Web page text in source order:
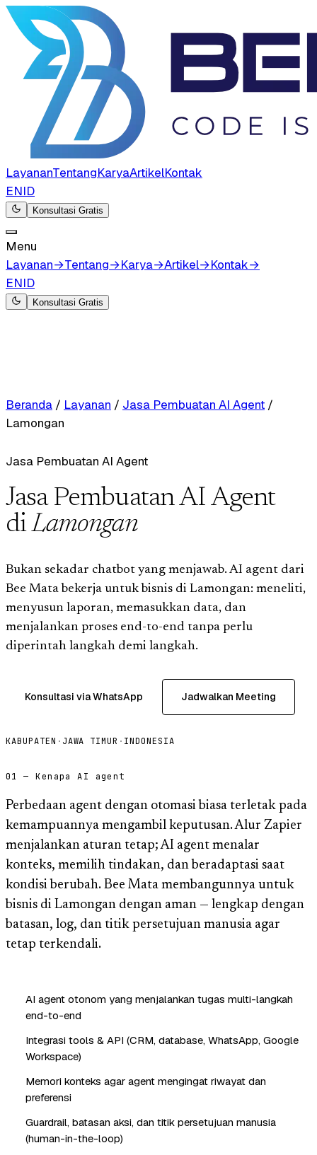
LayananTentangKaryaArtikelKontak
ENID
Konsultasi Gratis
Menu
Layanan→Tentang→Karya→Artikel→Kontak→
ENID
Konsultasi Gratis
Beranda / Layanan / Jasa Pembuatan AI Agent /
Lamongan
Jasa Pembuatan AI Agent
Jasa Pembuatan AI Agent
diLamongan
Bukan sekadar chatbot yang menjawab. AI agent dari
Bee Mata bekerja untuk bisnis di Lamongan: meneliti,
menyusun laporan, memasukkan data, dan
menjalankan proses end-to-end tanpa perlu
diperintah langkah demi langkah.
Konsultasi via WhatsApp Jadwalkan Meeting
KABUPATEN · JAWA TIMUR · INDONESIA
01 — Kenapa AI agent
Perbedaan agent dengan otomasi biasa terletak pada
kemampuannya mengambil keputusan. Alur Zapier
menjalankan aturan tetap; AI agent menalar
konteks, memilih tindakan, dan beradaptasi saat
kondisi berubah. Bee Mata membangunnya untuk
bisnis di Lamongan dengan aman — lengkap dengan
batasan, log, dan titik persetujuan manusia agar
tetap terkendali.
AI agent otonom yang menjalankan tugas multi-langkah
end-to-end
Integrasi tools & API (CRM, database, WhatsApp, Google
Workspace)
Memori konteks agar agent mengingat riwayat dan
preferensi
Guardrail, batasan aksi, dan titik persetujuan manusia
(human-in-the-loop)